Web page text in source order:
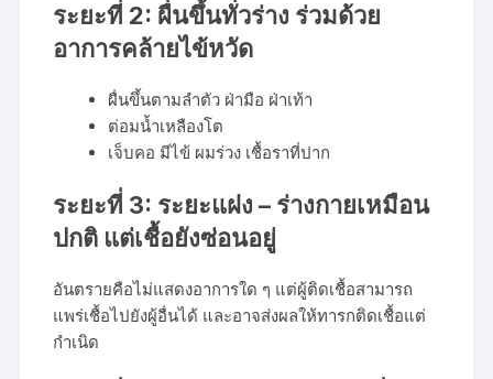
ระยะที่ 2: ผื่นขึ้นทั่วร่าง ร่วมด้วย
อาการคล้ายไข้หวัด
ผื่นขึ้นตามลำตัว ฝ่ามือ ฝ่าเท้า
ต่อมน้ำเหลืองโต
เจ็บคอ มีไข้ ผมร่วง เชื้อราที่ปาก
ระยะที่ 3: ระยะแฝง – ร่างกายเหมือน
ปกติ แต่เชื้อยังซ่อนอยู่
อันตรายคือไม่แสดงอาการใด ๆ แต่ผู้ติดเชื้อสามารถ
แพร่เชื้อไปยังผู้อื่นได้ และอาจส่งผลให้ทารกติดเชื้อแต่
กำเนิด